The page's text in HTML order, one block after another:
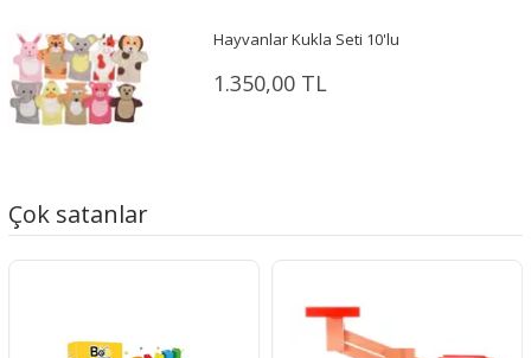
Hayvanlar Kukla Seti 10'lu
1.350,00 TL
Çok satanlar